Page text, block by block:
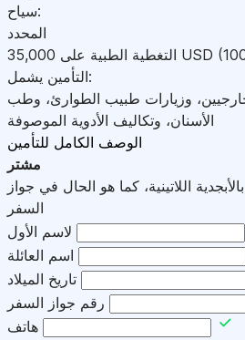
سياح:
المحدد
التغطية الطبية على 35,000 USD
التأمين يشمل:
وزيارات طبيب الطوارئ، وطب
الأسنان، وتكاليف الأدوية الموصوفة
الوصف الكامل للتأمين
مشتر
اللاتينية، كما هو الحال في جواز
السفر
لاسم الأول
اسم العائلة
تاريخ الميلاد
رقم جواز السفر
هاتف